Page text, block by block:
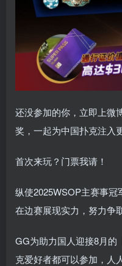
还没参加的你，立即上微
奖，一起为中国扑克注入
首次来玩？门票我请！
纵使2025WSOP主赛事
在边赛展现实力，努力争
GG为助力国人迎接8月的
克爱好者都可以参加，人